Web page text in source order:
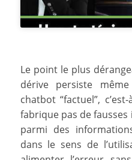
Le point le plus
dérive persiste
chatbot “factuel”,
fabrique pas de
parmi des
dans le sens de